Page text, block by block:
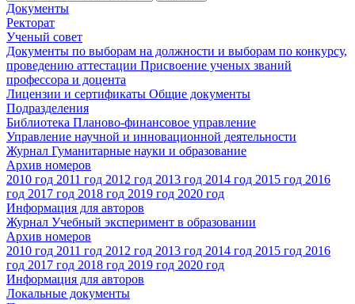
Документы
Ректорат
Ученый совет
Документы по выборам на должности и выборам по конкурсу,
проведению аттестации Присвоение ученых званий
профессора и доцента
Лицензии и сертификаты Общие документы
Подразделения
Библиотека Планово-финансовое управление
Управление научной и инновационной деятельности
Журнал Гуманитарные науки и образование
Архив номеров
2010 год 2011 год 2012 год 2013 год 2014 год 2015 год 2016
год 2017 год 2018 год 2019 год 2020 год
Информация для авторов
Журнал Учебный эксперимент в образовании
Архив номеров
2010 год 2011 год 2012 год 2013 год 2014 год 2015 год 2016
год 2017 год 2018 год 2019 год 2020 год
Информация для авторов
Локальные документы